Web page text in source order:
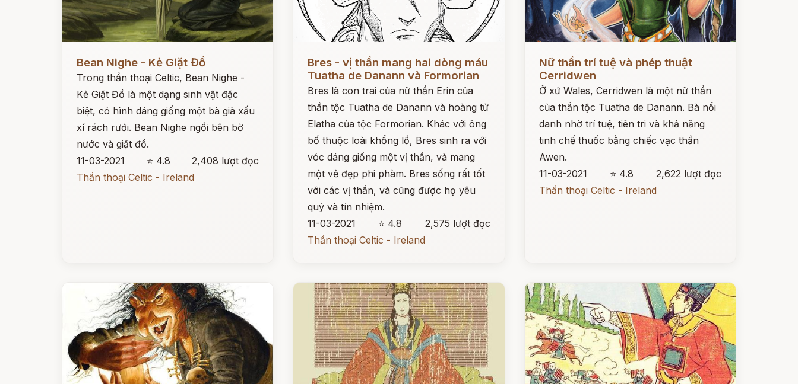
Bean Nighe - Kẻ Giặt Đồ
Trong thần thoại Celtic, Bean Nighe -
Kẻ Giặt Đồ là một dạng sinh vật đặc
biệt, có hình dáng giống một bà già xấu
xí rách rưới. Bean Nighe ngồi bên bờ
nước và giặt đồ.
11-03-2021
⭐ 4.8
2,408 lượt đọc
Thần thoại Celtic - Ireland
Bres - vị thần mang hai dòng máu
Tuatha de Danann và Formorian
Bres là con trai của nữ thần Erin của
thần tộc Tuatha de Danann và hoàng tử
Elatha của tộc Formorian. Khác với ông
bố thuộc loài khổng lồ, Bres sinh ra với
vóc dáng giống một vị thần, và mang
một vẻ đẹp phi phàm. Bres sống rất tốt
với các vị thần, và cũng được họ yêu
quý và tín nhiệm.
11-03-2021
⭐ 4.8
2,575 lượt đọc
Thần thoại Celtic - Ireland
Nữ thần trí tuệ và phép thuật
Cerridwen
Ở xứ Wales, Cerridwen là một nữ thần
của thần tộc Tuatha de Danann. Bà nổi
danh nhờ trí tuệ, tiên tri và khả năng
tinh chế thuốc bằng chiếc vạc thần
Awen.
11-03-2021
⭐ 4.8
2,622 lượt đọc
Thần thoại Celtic - Ireland